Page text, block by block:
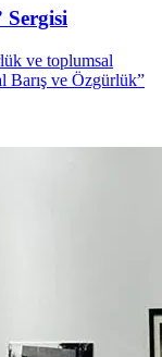
Sergisi
ve toplumsal
Barış ve Özgürlük”